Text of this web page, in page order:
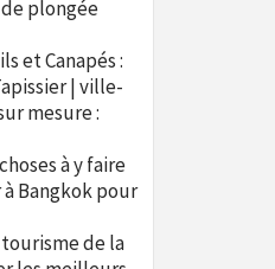
plongée
et Canapés :
| ville-
mesure :
à y faire
Bangkok pour
de la